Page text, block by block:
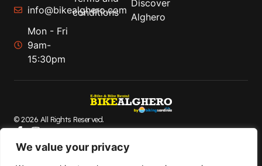
We value your privacy
info@bikealghero.com
Mon - Fri
9am-
15:30pm
conditions
Discover
Alghero
© 2026 All Rights Reserved.
Bike Alghero is a brand of B-Action srl. Company with
registered office in via Paolo Galleri, 5 Sassari, Italy. Vat